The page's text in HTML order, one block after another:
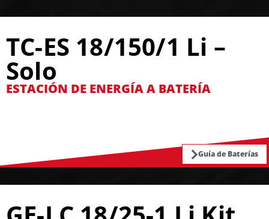
TC-ES 18/150/1 Li –
Solo
ESTACIÓN DE ENERGÍA A BATERÍA
Guía de Baterías